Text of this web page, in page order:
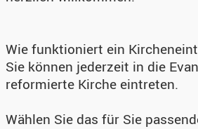
Wie funktioniert ein
Sie können jederzeit in die
reformierte Kirche eintreten.
Wählen Sie das für Sie